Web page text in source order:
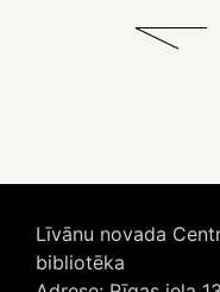
Līvānu novada
bibliotēka